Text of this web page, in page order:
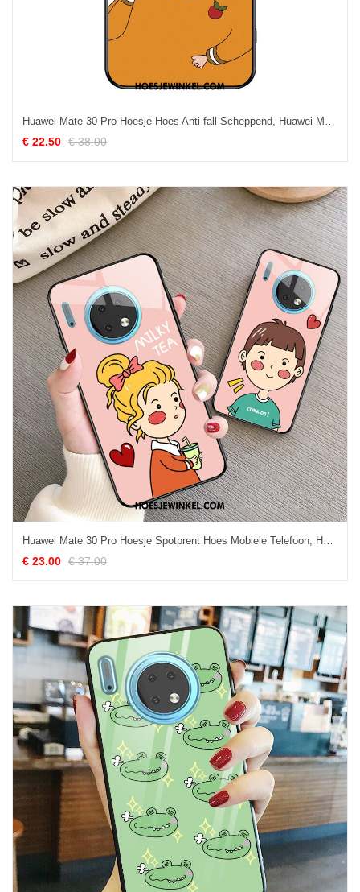
Huawei Mate 30 Pro Hoesje Hoes Anti-fall Scheppend, Huawei Mate 30 Pro Hoesje Mobiele Telefoon Spiegel
€ 22.50 € 38.00
Huawei Mate 30 Pro Hoesje Spotprent Hoes Mobiele Telefoon, Huawei Mate 30 Pro Hoesje Glas Anti-fall
€ 23.00 € 37.00